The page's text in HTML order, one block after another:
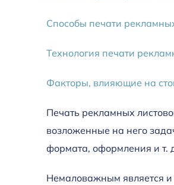
Способы печати
Технология печати
Факторы, влияющие на
Печать рекламных
возложенные на него
формата, оформления и т.
Немаловажным является и